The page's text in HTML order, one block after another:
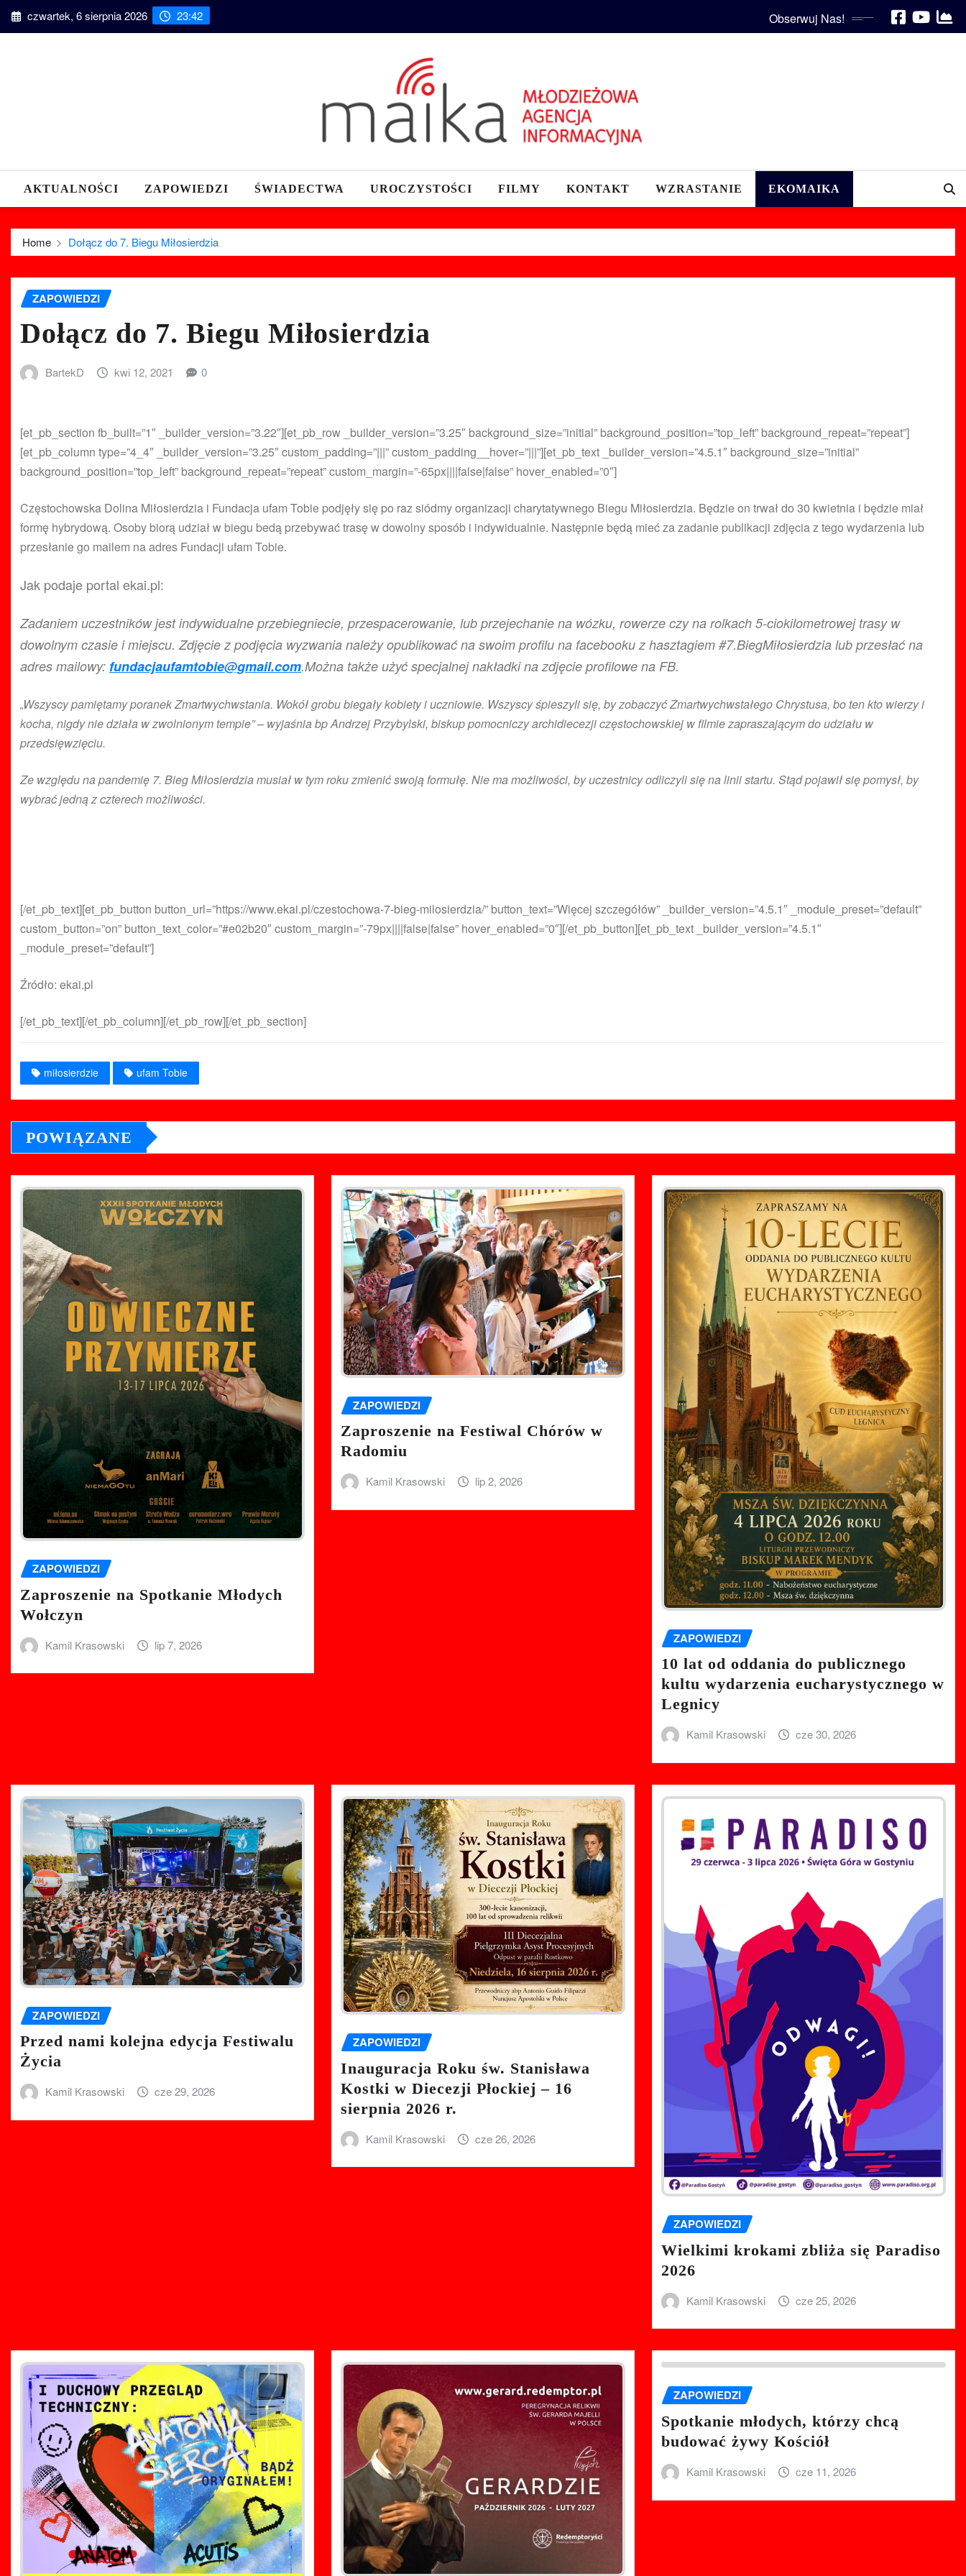
Skip czwartek, 6 sierpnia 2026 23:42 Obserwuj Nas!
AKTUALNOŚCI ZAPOWIEDZI ŚWIADECTWA UROCZYSTOŚCI FILMY KONTAKT WZRASTANIE EKOMAIKA
Home Dołącz do 7. Biegu Miłosierdzia
ZAPOWIEDZI
Dołącz do 7. Biegu Miłosierdzia
BartekD kwi 12, 2021 0
[et_pb_section fb_built=”1″ _builder_version=”3.22″][et_pb_row _builder_version=”3.25″ background_size=”initial” background_position=”top_left” background_repeat=”repeat”]
[et_pb_column type=”4_4″ _builder_version=”3.25″ custom_padding=”|||” custom_padding__hover=”|||”][et_pb_text _builder_version=”4.5.1″ background_size=”initial”
background_position=”top_left” background_repeat=”repeat” custom_margin=”-65px||||false|false” hover_enabled=”0″]
Częstochowska Dolina Miłosierdzia i Fundacja ufam Tobie podjęły się po raz siódmy organizacji charytatywnego Biegu Miłosierdzia. Będzie on trwał do 30 kwietnia i będzie miał
formę hybrydową. Osoby biorą udział w biegu bedą przebywać trasę w dowolny sposób i indywidualnie. Następnie będą mieć za zadanie publikacji zdjęcia z tego wydarzenia lub
przesłanie go mailem na adres Fundacji ufam Tobie.
Jak podaje portal ekai.pl:
Zadaniem uczestników jest indywidualne przebiegniecie, przespacerowanie, lub przejechanie na wózku, rowerze czy na rolkach 5-ciokilometrowej trasy w
dowolnym czasie i miejscu. Zdjęcie z podjęcia wyzwania należy opublikować na swoim profilu na facebooku z hasztagiem #7.BiegMiłosierdzia lub przesłać na
adres mailowy: fundacjaufamtobie@gmail.com.Można także użyć specjalnej nakładki na zdjęcie profilowe na FB.
„Wszyscy pamiętamy poranek Zmartwychwstania. Wokół grobu biegały kobiety i uczniowie. Wszyscy śpieszyli się, by zobaczyć Zmartwychwstałego Chrystusa, bo ten kto wierzy i
kocha, nigdy nie działa w zwolnionym tempie” – wyjaśnia bp Andrzej Przybylski, biskup pomocniczy archidiecezji częstochowskiej w filmie zapraszającym do udziału w
przedsięwzięciu.
Ze względu na pandemię 7. Bieg Miłosierdzia musiał w tym roku zmienić swoją formułę. Nie ma możliwości, by uczestnicy odliczyli się na linii startu. Stąd pojawił się pomysł, by
wybrać jedną z czterech możliwości.
[/et_pb_text][et_pb_button button_url=”https://www.ekai.pl/czestochowa-7-bieg-milosierdzia/” button_text=”Więcej szczegółów” _builder_version=”4.5.1″ _module_preset=”default”
custom_button=”on” button_text_color=”#e02b20″ custom_margin=”-79px||||false|false” hover_enabled=”0″][/et_pb_button][et_pb_text _builder_version=”4.5.1″
_module_preset=”default”]
Źródło: ekai.pl
[/et_pb_text][/et_pb_column][/et_pb_row][/et_pb_section]
miłosierdzie ufam Tobie
POWIĄZANE
ZAPOWIEDZI
Zaproszenie na Spotkanie Młodych
Wołczyn
Kamil Krasowski lip 7, 2026
ZAPOWIEDZI
Zaproszenie na Festiwal Chórów w
Radomiu
Kamil Krasowski lip 2, 2026
ZAPOWIEDZI
10 lat od oddania do publicznego
kultu wydarzenia eucharystycznego w
Legnicy
Kamil Krasowski cze 30, 2026
ZAPOWIEDZI
Przed nami kolejna edycja Festiwalu
Życia
Kamil Krasowski cze 29, 2026
ZAPOWIEDZI
Inauguracja Roku św. Stanisława
Kostki w Diecezji Płockiej – 16
sierpnia 2026 r.
Kamil Krasowski cze 26, 2026
ZAPOWIEDZI
Wielkimi krokami zbliża się Paradiso
2026
Kamil Krasowski cze 25, 2026
ZAPOWIEDZI
Spotkanie młodych, którzy chcą
budować żywy Kościół
Kamil Krasowski cze 11, 2026